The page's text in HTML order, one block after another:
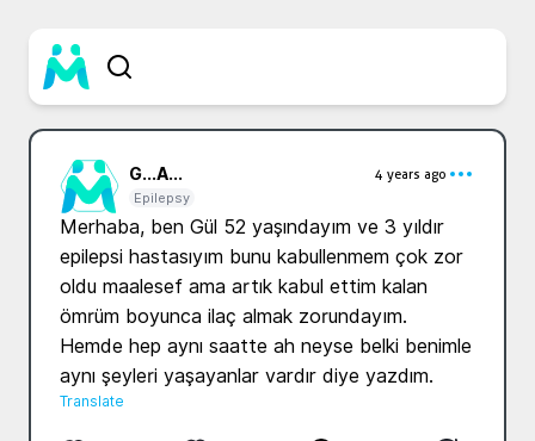
G...A...
4 years ago
Epilepsy
Merhaba, ben Gül 52 yaşındayım ve 3 yıldır
epilepsi hastasıyım bunu kabullenmem çok zor
oldu maalesef ama artık kabul ettim kalan
ömrüm boyunca ilaç almak zorundayım.
Hemde hep aynı saatte ah neyse belki benimle
aynı şeyleri yaşayanlar vardır diye yazdım.
Translate